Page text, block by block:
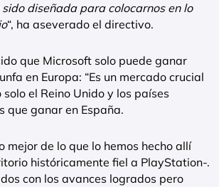
diseñada para colocarnos en lo
“, ha aseverado el directivo.
que Microsoft solo puede ganar
en Europa: “Es un mercado crucial
el Reino Unido y los países
que ganar en España.
mejor de lo que lo hemos hecho allí
históricamente fiel a PlayStation-.
con los avances logrados pero